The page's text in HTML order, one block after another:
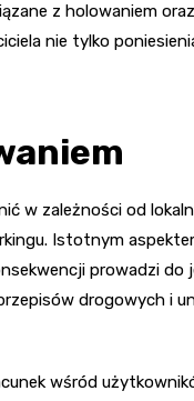
z holowaniem
nie tylko
w zależności od
Istotnym
prowadzi do
drogowych i
wśród